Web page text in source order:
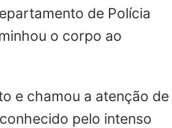
de Polícia
o corpo ao
e chamou a atenção de
pelo intenso